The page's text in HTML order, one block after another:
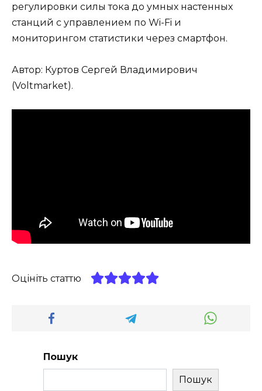
регулировки силы тока до умных настенных
станций с управлением по Wi-Fi и
мониторингом статистики через смартфон.
Автор: Куртов Сергей Владимирович
(Voltmarket).
Оцініть статтю
Пошук
Пошук